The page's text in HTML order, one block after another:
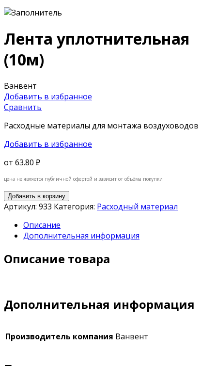
Лента уплотнительная
(10м)
Ванвент
Добавить в избранное
Сравнить
Расходные материалы для монтажа воздуховодов
Добавить в избранное
от 63.80 ₽
цена не является публичной офертой и зависит от объёма покупки
Добавить в корзину
Артикул: 933 Категория: Расходный материал
Описание
Дополнительная информация
Описание товара
Дополнительная информация
Производитель компания Ванвент